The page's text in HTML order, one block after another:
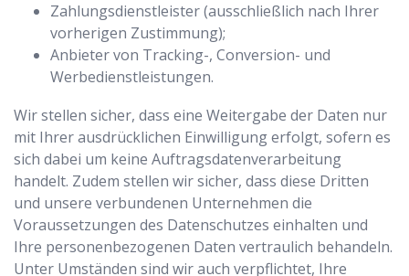
Zahlungsdienstleister (ausschließlich nach Ihrer
vorherigen Zustimmung);
Anbieter von Tracking-, Conversion- und
Werbedienstleistungen.
Wir stellen sicher, dass eine Weitergabe der Daten nur
mit Ihrer ausdrücklichen Einwilligung erfolgt, sofern es
sich dabei um keine Auftragsdatenverarbeitung
handelt. Zudem stellen wir sicher, dass diese Dritten
und unsere verbundenen Unternehmen die
Voraussetzungen des Datenschutzes einhalten und
Ihre personenbezogenen Daten vertraulich behandeln.
Unter Umständen sind wir auch verpflichtet, Ihre